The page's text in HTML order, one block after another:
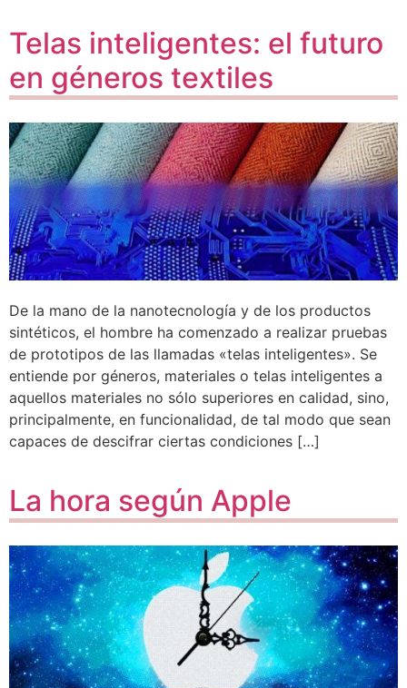
Telas inteligentes: el futuro
en géneros textiles
De la mano de la nanotecnología y de los productos
sintéticos, el hombre ha comenzado a realizar pruebas
de prototipos de las llamadas «telas inteligentes». Se
entiende por géneros, materiales o telas inteligentes a
aquellos materiales no sólo superiores en calidad, sino,
principalmente, en funcionalidad, de tal modo que sean
capaces de descifrar ciertas condiciones […]
La hora según Apple